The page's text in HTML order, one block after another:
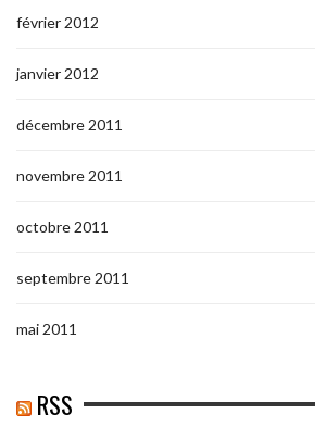
février 2012
janvier 2012
décembre 2011
novembre 2011
octobre 2011
septembre 2011
mai 2011
RSS